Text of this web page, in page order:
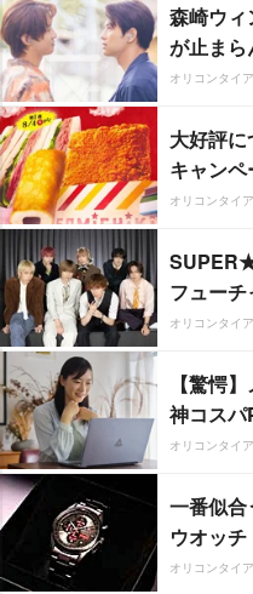
森崎ウィ
が止まら
オリコンタイ
大好評
キャンペ
オリコンタイ
フューチ
オリコンタイ
【驚愕
神コスパ
オリコンタイ
一番似
ウオッチ
オリコンタイ